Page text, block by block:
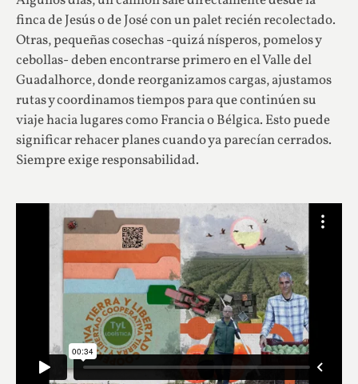
finca de Jesús o de José con un palet recién recolectado.
Otras, pequeñas cosechas -quizá nísperos, pomelos y
cebollas- deben encontrarse primero en el Valle del
Guadalhorce, donde reorganizamos cargas, ajustamos
rutas y coordinamos tiempos para que continúen su
viaje hacia lugares como Francia o Bélgica. Esto puede
significar rehacer planes cuando ya parecían cerrados.
Siempre exige responsabilidad.